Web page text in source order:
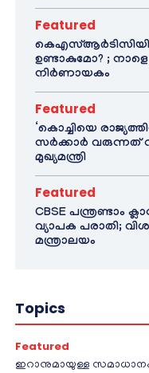
Featured
ഉണ്ടാകുമോ? ;
നിർണായകം
Featured
‘കൊച്ചിയെ
സർക്കാർ വരുന്നത്
മുഖ്യമന്ത്രി
Featured
CBSE പന്ത്രണ്ടാം
വ്യാപക പരാതി;
മന്ത്രാലയം
Topics
Featured
ഇറാനുമായുള്ള